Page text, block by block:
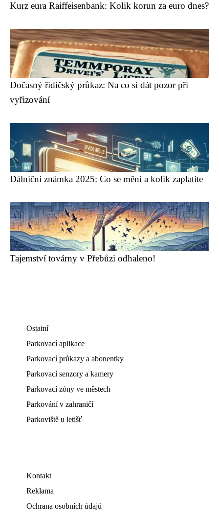
Kurz eura Raiffeisenbank: Kolik korun za euro dnes?
Dočasný řidičský průkaz: Na co si dát pozor při
vyřizování
Dálniční známka 2025: Co se mění a kolik zaplatíte
Tajemství továrny v Přebůzi odhaleno!
Ostatní
Parkovací aplikace
Parkovací průkazy a abonentky
Parkovací senzory a kamery
Parkovací zóny ve městech
Parkování v zahraničí
Parkoviště u letišť
Kontakt
Reklama
Ochrana osobních údajů